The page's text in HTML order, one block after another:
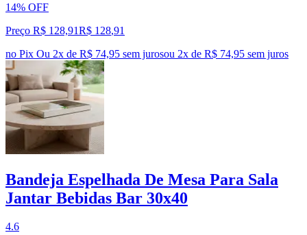
14% OFF
Preço R$ 128,91R$ 128,91
no Pix Ou 2x de R$ 74,95 sem jurosou 2x de R$ 74,95 sem juros
Bandeja Espelhada De Mesa Para Sala
Jantar Bebidas Bar 30x40
4.6